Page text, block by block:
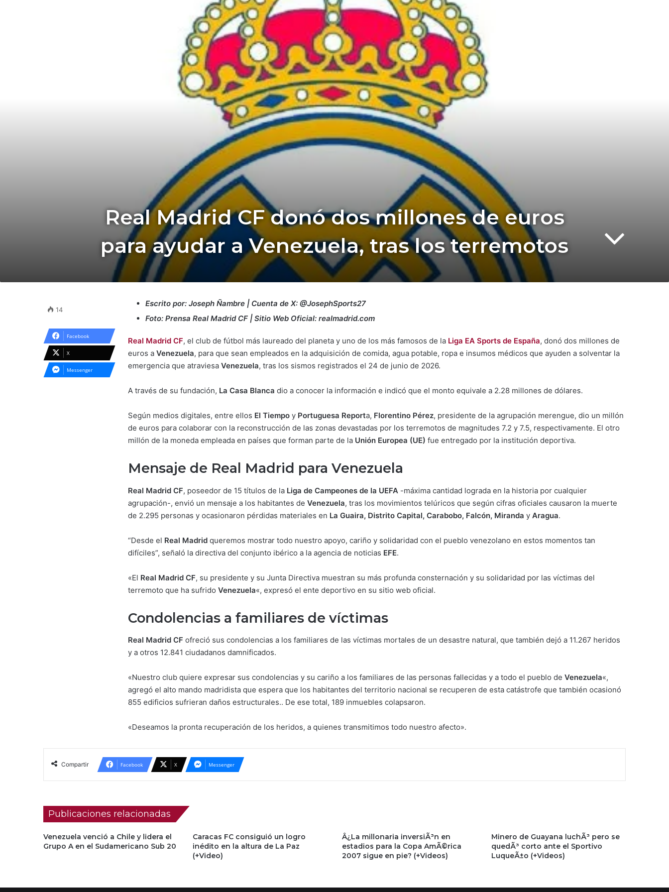
Real Madrid CF donó dos millones de euros
para ayudar a Venezuela, tras los terremotos
Escrito por: Joseph Ñambre | Cuenta de X: @JosephSports27
Foto: Prensa Real Madrid CF | Sitio Web Oficial: realmadrid.com
Real Madrid CF, el club de fútbol más laureado del planeta y uno de los más famosos de la Liga EA Sports de España, donó dos millones de
euros a Venezuela, para que sean empleados en la adquisición de comida, agua potable, ropa e insumos médicos que ayuden a solventar la
emergencia que atraviesa Venezuela, tras los sismos registrados el 24 de junio de 2026.
A través de su fundación, La Casa Blanca dio a conocer la información e indicó que el monto equivale a 2.28 millones de dólares.
Según medios digitales, entre ellos El Tiempo y Portuguesa Reporta, Florentino Pérez, presidente de la agrupación merengue, dio un millón
de euros para colaborar con la reconstrucción de las zonas devastadas por los terremotos de magnitudes 7.2 y 7.5, respectivamente. El otro
millón de la moneda empleada en países que forman parte de la Unión Europea (UE) fue entregado por la institución deportiva.
Mensaje de Real Madrid para Venezuela
Real Madrid CF, poseedor de 15 títulos de la Liga de Campeones de la UEFA -máxima cantidad lograda en la historia por cualquier
agrupación-, envió un mensaje a los habitantes de Venezuela, tras los movimientos telúricos que según cifras oficiales causaron la muerte
de 2.295 personas y ocasionaron pérdidas materiales en La Guaira, Distrito Capital, Carabobo, Falcón, Miranda y Aragua.
“Desde el Real Madrid queremos mostrar todo nuestro apoyo, cariño y solidaridad con el pueblo venezolano en estos momentos tan
difíciles”, señaló la directiva del conjunto ibérico a la agencia de noticias EFE.
«El Real Madrid CF, su presidente y su Junta Directiva muestran su más profunda consternación y su solidaridad por las víctimas del
terremoto que ha sufrido Venezuela«, expresó el ente deportivo en su sitio web oficial.
Condolencias a familiares de víctimas
Real Madrid CF ofreció sus condolencias a los familiares de las víctimas mortales de un desastre natural, que también dejó a 11.267 heridos
y a otros 12.841 ciudadanos damnificados.
«Nuestro club quiere expresar sus condolencias y su cariño a los familiares de las personas fallecidas y a todo el pueblo de Venezuela«,
agregó el alto mando madridista que espera que los habitantes del territorio nacional se recuperen de esta catástrofe que también ocasionó
855 edificios sufrieran daños estructurales.. De ese total, 189 inmuebles colapsaron.
«Deseamos la pronta recuperación de los heridos, a quienes transmitimos todo nuestro afecto».
14
Facebook
X
Messenger
Compartir Facebook X Messenger
Publicaciones relacionadas
Venezuela venció a Chile y lidera el
Grupo A en el Sudamericano Sub 20
Caracas FC consiguió un logro
inédito en la altura de La Paz
(+Video)
Â¿La millonaria inversiÃ³n en
estadios para la Copa AmÃ©rica
2007 sigue en pie? (+Videos)
Minero de Guayana luchÃ³ pero se
quedÃ³ corto ante el Sportivo
LuqueÃ±o (+Videos)